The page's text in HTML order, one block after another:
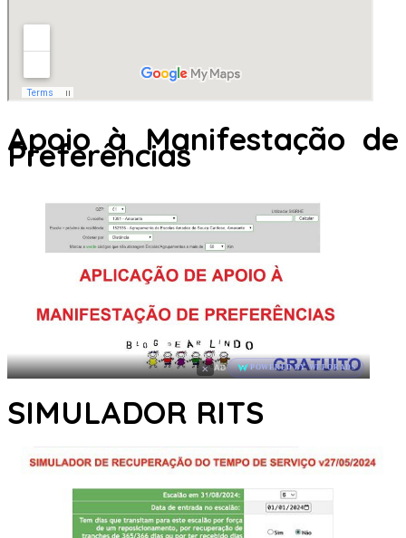
Apoio à Manifestação de
Preferências
× AD POWERED BY WEFORADS
SIMULADOR RITS